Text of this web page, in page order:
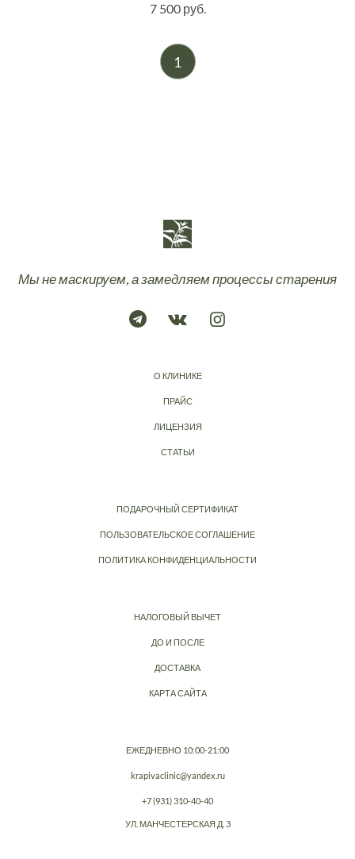
7 500 руб.
1
Мы не маскируем, а замедляем процессы старения
О КЛИНИКЕ
ПРАЙС
ЛИЦЕНЗИЯ
СТАТЬИ
ПОДАРОЧНЫЙ СЕРТИФИКАТ
ПОЛЬЗОВАТЕЛЬСКОЕ СОГЛАШЕНИЕ
ПОЛИТИКА КОНФИДЕНЦИАЛЬНОСТИ
НАЛОГОВЫЙ ВЫЧЕТ
ДО И ПОСЛЕ
ДОСТАВКА
КАРТА САЙТА
ЕЖЕДНЕВНО 10:00-21:00
krapivaclinic@yandex.ru
+7 (931) 310-40-40
УЛ. МАНЧЕСТЕРСКАЯ Д. 3